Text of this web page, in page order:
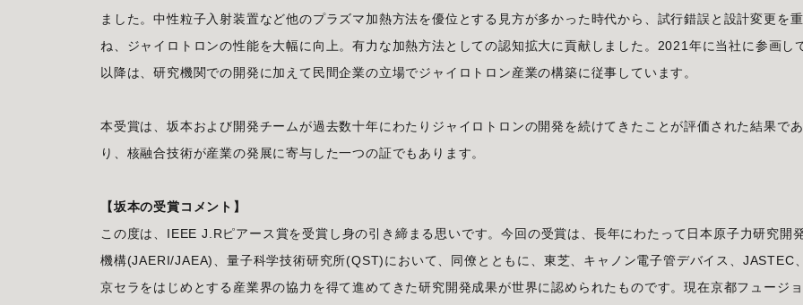
ました。中性粒子入射装置など他のプラズマ加熱方法を優位とする見方が多かった時代から、試行錯誤と設計変更を重
ね、ジャイロトロンの性能を大幅に向上。有力な加熱方法としての認知拡大に貢献しました。2021年に当社に参画し
以降は、研究機関での開発に加えて民間企業の立場でジャイロトロン産業の構築に従事しています。
本受賞は、坂本および開発チームが過去数十年にわたりジャイロトロンの開発を続けてきたことが評価された結果であ
り、核融合技術が産業の発展に寄与した一つの証でもあります。
【坂本の受賞コメント】
この度は、IEEE J.Rピアース賞を受賞し身の引き締まる思いです。今回の受賞は、長年にわたって日本原子力研究開
機構(JAERI/JAEA)、量子科学技術研究所(QST)において、同僚とともに、東芝、キャノン電子管デバイス、JASTEC、
京セラをはじめとする産業界の協力を得て進めてきた研究開発成果が世界に認められたものです。現在京都フュージョ